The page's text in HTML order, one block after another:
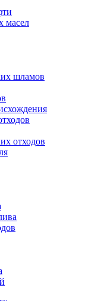
масел
шламов
отходов